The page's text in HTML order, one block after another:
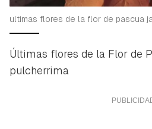
ultimas flores de la flor de pascua
Últimas flores de la Flor de
pulcherrima